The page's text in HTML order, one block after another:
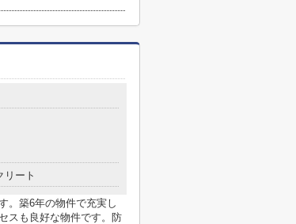
リート
。築6年の物件で充実し
スも良好な物件です。防